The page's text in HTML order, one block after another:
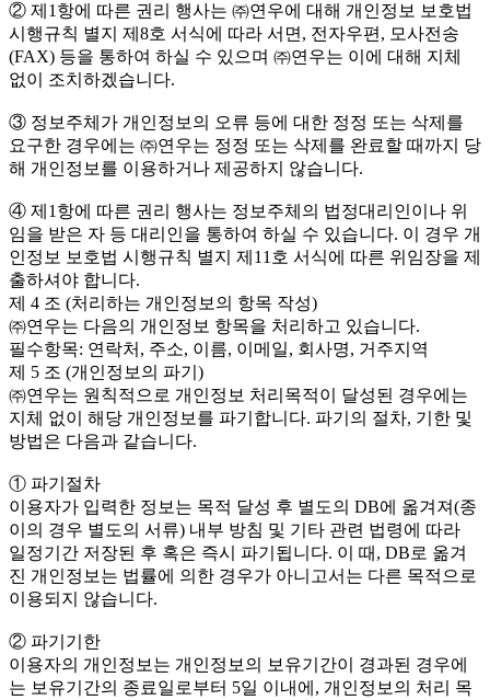
② 제1항에 따른 권리 행사는 ㈜연우에 대해 개인정보 보호법
시행규칙 별지 제8호 서식에 따라 서면, 전자우편, 모사전송
(FAX) 등을 통하여 하실 수 있으며 ㈜연우는 이에 대해 지체
없이 조치하겠습니다.
③ 정보주체가 개인정보의 오류 등에 대한 정정 또는 삭제를
요구한 경우에는 ㈜연우는 정정 또는 삭제를 완료할 때까지 당
해 개인정보를 이용하거나 제공하지 않습니다.
④ 제1항에 따른 권리 행사는 정보주체의 법정대리인이나 위
임을 받은 자 등 대리인을 통하여 하실 수 있습니다. 이 경우 개
인정보 보호법 시행규칙 별지 제11호 서식에 따른 위임장을 제
출하셔야 합니다.
제 4 조 (처리하는 개인정보의 항목 작성)
㈜연우는 다음의 개인정보 항목을 처리하고 있습니다.
필수항목: 연락처, 주소, 이름, 이메일, 회사명, 거주지역
제 5 조 (개인정보의 파기)
㈜연우는 원칙적으로 개인정보 처리목적이 달성된 경우에는
지체 없이 해당 개인정보를 파기합니다. 파기의 절차, 기한 및
방법은 다음과 같습니다.
① 파기절차
이용자가 입력한 정보는 목적 달성 후 별도의 DB에 옮겨져(종
이의 경우 별도의 서류) 내부 방침 및 기타 관련 법령에 따라
일정기간 저장된 후 혹은 즉시 파기됩니다. 이 때, DB로 옮겨
진 개인정보는 법률에 의한 경우가 아니고서는 다른 목적으로
이용되지 않습니다.
② 파기기한
이용자의 개인정보는 개인정보의 보유기간이 경과된 경우에
는 보유기간의 종료일로부터 5일 이내에, 개인정보의 처리 목